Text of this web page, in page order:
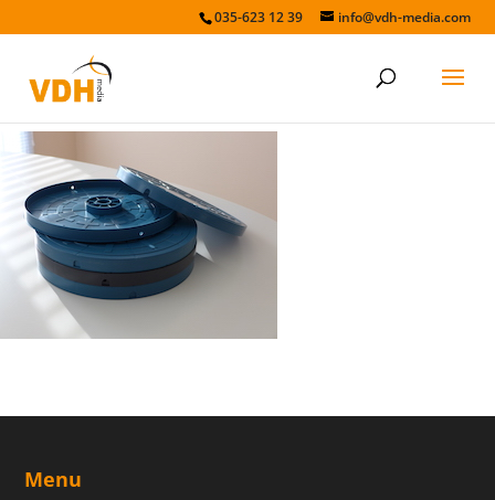
035-623 12 39 info@vdh-media.com
Menu